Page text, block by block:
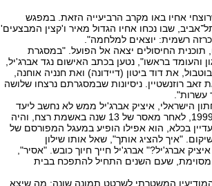
אחיו באו מקרב הרביעייה הזאת. במפגש
שבו נכחו אחיו הגדול מאיר ו'קצין המבצעים'
רשמית: יוצאים למלחמה".
תוכנית החיסולים יצאה אל הפועל. "במסגרת
והעומד בראשו", נטען בכתב האישום נגד אברג'יל,
את דוד ביטון (דיידונה) ואת חנניה אוחנה,
זאב רוזנשטיין. ניסיונות שבמסגרתם נרצחו שלושה
עשרות".
הישראלי, איציק אברג'יל ממש לא נחשב ליעד
מרכזי. הוא השתחרר מהכלא ב־1999, לאחר מאסר של 13 שנה באשמת רצח, והיה
ב־1994, בהיותו עדיין בכלא, הוא אפילו הופיע במעגל המפורסם של
"איך להציג אותך", שאל אותו שילון
של ערוץ 2, "מי זה איציק אברג'יל?" אברג'יל חייך חיוך כובש. "אסיר",
שעם השנים התחיל להתפכח בבית
המשטרתי לשרטט תמונה שונה: מה שיצא